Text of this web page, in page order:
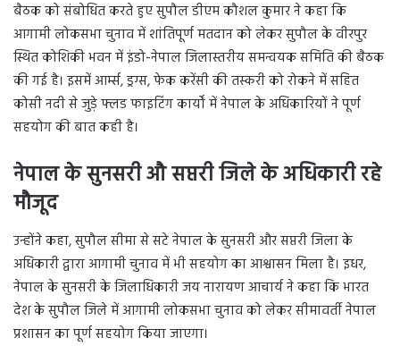
बैठक को संबोधित करते हुए सुपौल डीएम कौशल कुमार ने कहा कि
आगामी लोकसभा चुनाव में शांतिपूर्ण मतदान को लेकर सुपौल के वीरपुर
स्थित कोशिकी भवन में इंडो-नेपाल जिलास्तरीय समन्वयक समिति की बैठक
की गई है। इसमें आर्म्स, ड्रग्स, फेक करेंसी की तस्करी को रोकने में सहित
कोसी नदी से जुड़े फ्लड फाइटिंग कार्यों में नेपाल के अधिकारियों ने पूर्ण
सहयोग की बात कही है।
नेपाल के सुनसरी औ सप्तरी जिले के अधिकारी रहे
मौजूद
उन्होंने कहा, सुपौल सीमा से सटे नेपाल के सुनसरी और सप्तरी जिला के
अधिकारी द्वारा आगामी चुनाव में भी सहयोग का आश्वासन मिला है। इधर,
नेपाल के सुनसरी के जिलाधिकारी जय नारायण आचार्य ने कहा कि भारत
देश के सुपौल जिले में आगामी लोकसभा चुनाव को लेकर सीमावर्ती नेपाल
प्रशासन का पूर्ण सहयोग किया जाएगा।